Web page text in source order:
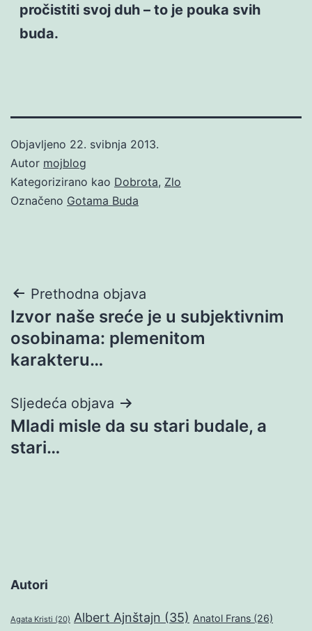
pročistiti svoj duh – to je pouka svih
buda.
Objavljeno 22. svibnja 2013.
Autor mojblog
Kategorizirano kao Dobrota, Zlo
Označeno Gotama Buda
Navigacija
objava
Prethodna objava
Izvor naše sreće je u subjektivnim
osobinama: plemenitom
karakteru…
Sljedeća objava
Mladi misle da su stari budale, a
stari…
Autori
Agata Kristi (20) Albert Ajnštajn (35) Anatol Frans (26)